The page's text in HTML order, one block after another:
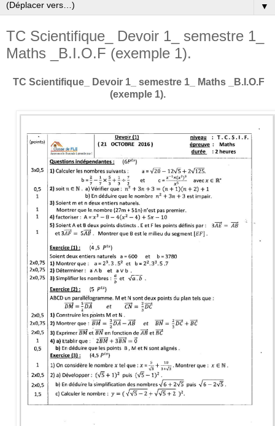
▼
TC Scientifique_ Devoir 1_ semestre 1_
Maths _B.I.O.F (exemple 1).
TC Scientifique_ Devoir 1_ semestre 1_ Maths _B.I.O.F
(exemple 1).